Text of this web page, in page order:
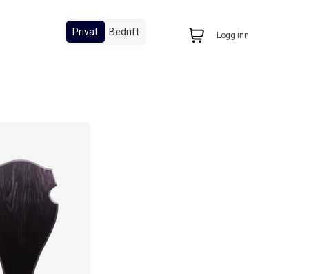
Logg inn
Privat Bedrift